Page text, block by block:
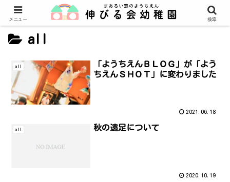
all
all
「ようちえんＢＬＯＧ」が「よう
ちえんＳＨＯＴ」に変わりました
2021.06.18
all 秋の遠足について
2020.10.19
メニュー 検索